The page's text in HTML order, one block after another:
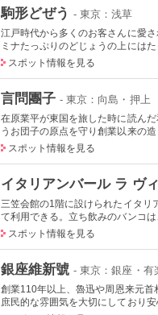
駒形どぜう - 東京：浅草
江戸時代から多くのお客さんに愛
ミナたっぷりのどじょうの上には
スポット情報を見る
言問團子 - 東京：向島・押上
在原業平が東国を旅した時に読ん
うお団子の原点を守り創業以来の
スポット情報を見る
イタリアンバール ラ ヴ
三笠会館の1階に設けられたイタリ
て利用できる。立ち飲みのバンコ
スポット情報を見る
銀座維新號 - 東京：銀座・有
創業110年以上、魯迅や周恩来元首
庶民的な雰囲気を大切にしており